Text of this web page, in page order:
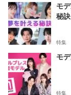
モ
秘訣
特集
モ
特集